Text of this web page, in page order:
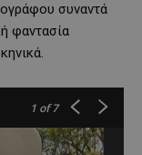
συναντά
φαντασία
1 of 7